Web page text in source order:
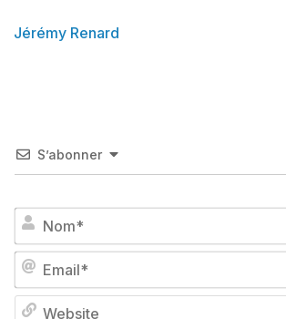
Jérémy Renard
S’abonner